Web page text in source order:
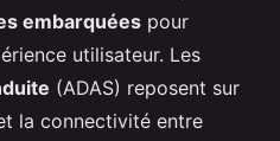
embarquées pour
utilisateur. Les
(ADAS) reposent sur
la connectivité entre